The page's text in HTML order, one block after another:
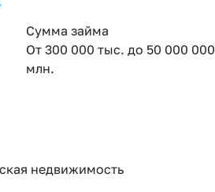
Сумма займа
От 300 000 тыс. до 50 000 000
млн.
недвижимость